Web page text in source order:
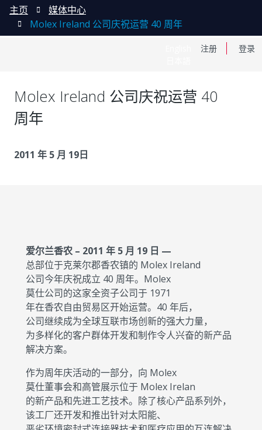
注册 登录
主页
媒体中心
Molex Ireland 公司庆祝运营 40 周年
Molex Ireland 公司庆祝运营 40
周年
2011 年 5 月 19日
爱尔兰香农 – 2011 年 5 月 19 日 —
总部位于克莱尔郡香农镇的 Molex Ireland
公司今年庆祝成立 40 周年。Molex
莫仕公司的这家全资子公司于 1971
年在香农自由贸易区开始运营。40 年后，
公司继续成为全球互联市场创新的强大力量，
为多样化的客户群体开发和制作令人兴奋的新产品
解决方案。
作为周年庆活动的一部分，向 Molex
莫仕董事会和高管展示位于 Molex Irelan
的新产品和先进工艺技术。除了核心产品系列外，
该工厂还开发和推出针对太阳能、